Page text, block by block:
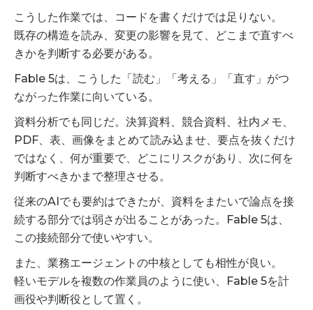
こうした作業では、コードを書くだけでは足りない。
既存の構造を読み、変更の影響を見て、どこまで直すべ
きかを判断する必要がある。
Fable 5は、こうした「読む」「考える」「直す」がつ
ながった作業に向いている。
資料分析でも同じだ。決算資料、競合資料、社内メモ、
PDF、表、画像をまとめて読み込ませ、要点を抜くだけ
ではなく、何が重要で、どこにリスクがあり、次に何を
判断すべきかまで整理させる。
従来のAIでも要約はできたが、資料をまたいで論点を接
続する部分では弱さが出ることがあった。Fable 5は、
この接続部分で使いやすい。
また、業務エージェントの中核としても相性が良い。
軽いモデルを複数の作業員のように使い、Fable 5を計
画役や判断役として置く。